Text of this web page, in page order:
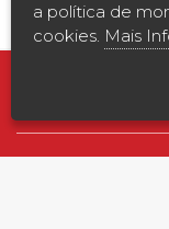
a política de
cookies. Mais